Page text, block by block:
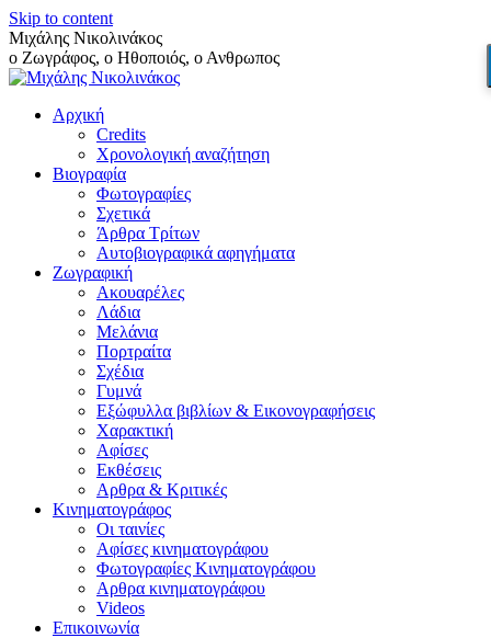
Skip to content
Μιχάλης Νικολινάκος
ο Ζωγράφος, ο Ηθοποιός, ο Ανθρωπος
Αρχική
Credits
Χρονολογική αναζήτηση
Βιογραφία
Φωτογραφίες
Σχετικά
Άρθρα Τρίτων
Αυτοβιογραφικά αφηγήματα
Ζωγραφική
Ακουαρέλες
Λάδια
Μελάνια
Πορτραίτα
Σχέδια
Γυμνά
Εξώφυλλα βιβλίων & Εικονογραφήσεις
Χαρακτική
Αφίσες
Εκθέσεις
Αρθρα & Κριτικές
Κινηματογράφος
Οι ταινίες
Αφίσες κινηματογράφου
Φωτογραφίες Κινηματογράφου
Αρθρα κινηματογράφου
Videos
Επικοινωνία